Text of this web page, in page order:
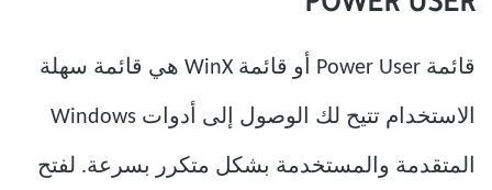
POWER USER
قائمة Power User أو قائمة WinX هي قائمة سهلة
الاستخدام تتيح لك الوصول إلى أدوات Windows
المتقدمة والمستخدمة بشكل متكرر بسرعة. لفتح